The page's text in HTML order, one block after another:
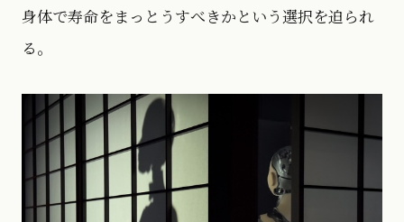
身体で寿命をまっとうすべきかという選択を迫られ
る。